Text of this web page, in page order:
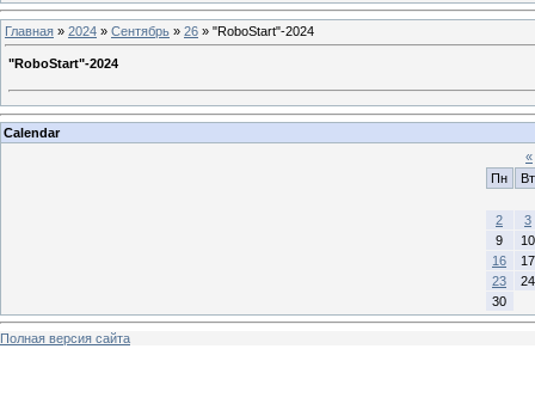
Главная » 2024 » Сентябрь » 26 » "RoboStart"-2024
"RoboStart"-2024
Calendar
«
Пн
Вт
2
3
9
10
16
17
23
24
30
Полная версия сайта